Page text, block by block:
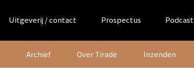
Uitgeverij / contact Prospectus Podcast
Archief Over Tirade Inzenden